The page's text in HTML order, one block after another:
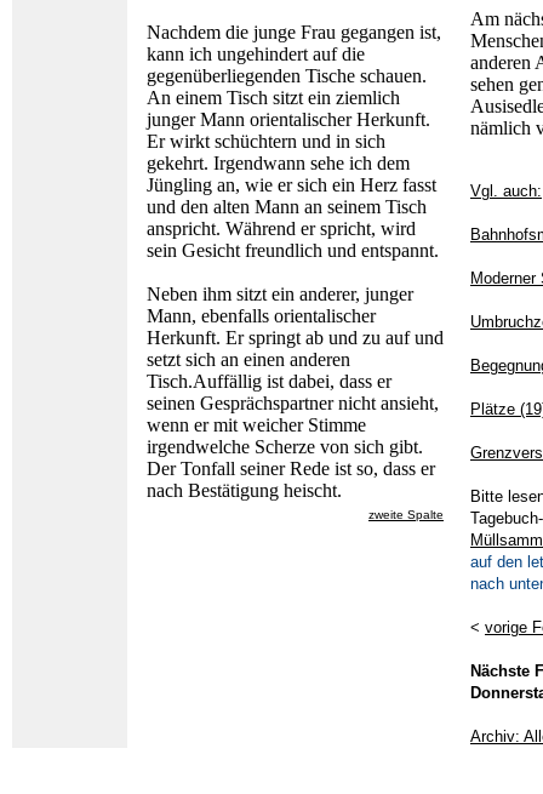
Nachdem die junge Frau gegangen ist,
kann ich ungehindert auf die
gegenüberliegenden Tische schauen.
An einem Tisch sitzt ein ziemlich
junger Mann orientalischer Herkunft.
Er wirkt schüchtern und in sich
gekehrt. Irgendwann sehe ich dem
Jüngling an, wie er sich ein Herz fasst
und den alten Mann an seinem Tisch
anspricht. Während er spricht, wird
sein Gesicht freundlich und entspannt.
Neben ihm sitzt ein anderer, junger
Mann, ebenfalls orientalischer
Herkunft. Er springt ab und zu auf und
setzt sich an einen anderen
Tisch.Auffällig ist dabei, dass er
seinen Gesprächspartner nicht ansieht,
wenn er mit weicher Stimme
irgendwelche Scherze von sich gibt.
Der Tonfall seiner Rede ist so, dass er
nach Bestätigung heischt.
zweite Spalte
Am
anderen
sehen
nämlich
Vgl. auch:
Moderner
Plätze
Bitte
auf den
nach
< vorige
Nächste
Archiv: